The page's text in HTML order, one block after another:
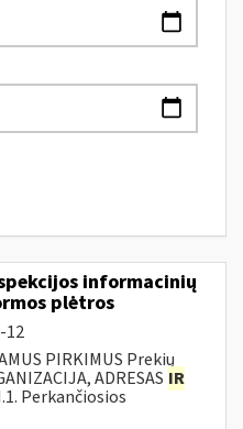
informacinių
plėtros
12
PIRKIMUS Prekių
ADRESAS IR
Perkančiosios